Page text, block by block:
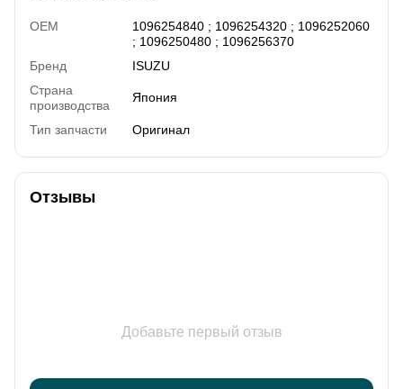
OEM
1096254840 ; 1096254320 ; 1096252060
; 1096250480 ; 1096256370
Бренд
ISUZU
Страна
производства
Япония
Тип запчасти Оригинал
Отзывы
Добавьте первый отзыв